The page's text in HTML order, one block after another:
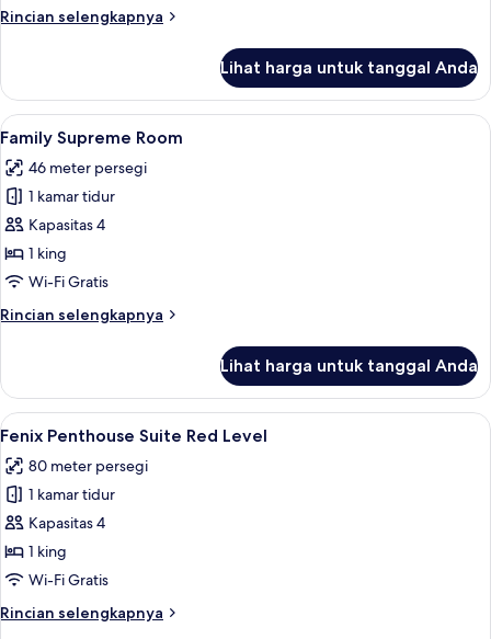
Rincian selengkapnya
Rincian
Family
Grand
Supreme
Lihat harga untuk tanggal Anda
Lihat
semua
foto
untuk
Family
Supreme
Room
Seprai premium, selimut bulu angsa,
4
Family Supreme Room
46 meter persegi
1 kamar tidur
Kapasitas 4
1 king
Wi-Fi Gratis
Rincian selengkapnya
Rincian
Family
Supreme
Room
Lihat harga untuk tanggal Anda
Lihat
semua
foto
untuk
Fenix
Penthouse
Suite
Level
Seprai premium, selimut bulu angsa,
6
Fenix Penthouse Suite Red Level
80 meter persegi
1 kamar tidur
Kapasitas 4
1 king
Wi-Fi Gratis
Rincian selengkapnya
Rincian